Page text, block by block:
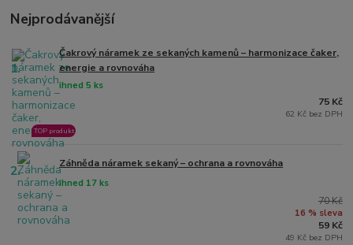
Nejprodávanější
1.
Čakrový náramek ze sekaných kamenů – harmonizace čaker,
energie a rovnováha
ihned 5 ks
TOP produkt
75 Kč
62 Kč bez DPH
2. Záhněda náramek sekaný – ochrana a rovnováha
ihned 17 ks
70 Kč
16 % sleva
59 Kč
49 Kč bez DPH